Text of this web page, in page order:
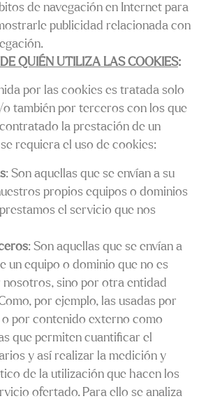
de navegación en Internet para
publicidad relacionada con
QUIÉN UTILIZA LAS COOKIES:
por las cookies es tratada solo
también por terceros con los que
la prestación de un
requiera el uso de cookies:
: Son aquellas que se envían a su
propios equipos o dominios
el servicio que nos
: Son aquellas que se envían a
un equipo o dominio que no es
nosotros, sino por otra entidad
por ejemplo, las usadas por
o por contenido externo como
que permiten cuantificar el
y así realizar la medición y
de la utilización que hacen los
ofertado. Para ello se analiza